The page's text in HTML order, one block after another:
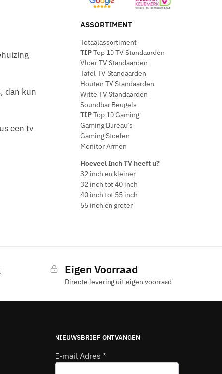
dan kun
een tv
ASSORTIMENT
Totaalassortiment
TIPTop 10 TV Standaarden
Vloer TV Standaarden
Tafel TV Standaarden
Houten TV Standaarden
Witte TV Standaarden
Soundbar Beugels
TIPTop 10 Gaming
Gaming Bureau’s
Gaming Stoelen
Monitor Armen
Hoeveel Inch TV heeft u?
32 inch en kleiner
32 inch tot 40 inch
40 inch tot 55 inch
55 inch en groter
Eigen Voorraad
Directe levering uit eigen voorraad
NIEUWSBRIEF ONTVANGEN
E-mail Adres *